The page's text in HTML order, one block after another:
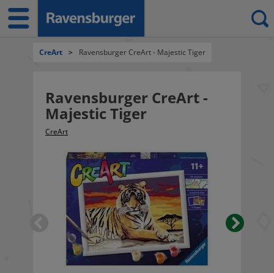
CreArt > Ravensburger CreArt - Majestic Tiger
Ravensburger CreArt -
Majestic Tiger
CreArt